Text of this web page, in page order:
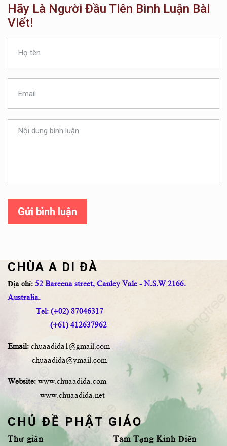
Hãy Là Người Đầu Tiên Bình Luận Bài
Viết!
Gửi bình luận
CHÙA A DI ĐÀ
Địa chỉ: 52 Bareena street, Canley Vale - N.S.W 2166.
Australia.
Tel: (+02) 87046317
(+61) 412637962
Email: chuaadida1@gmail.com
chuaadida@ymail.com
Website: www.chuaadida.com
www.chuaadida.net
CHỦ ĐỀ PHẬT GIÁO
Thư giãn Tam Tạng Kinh Điển